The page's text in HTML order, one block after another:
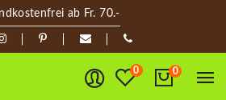
ab Fr. 70.-
0 0